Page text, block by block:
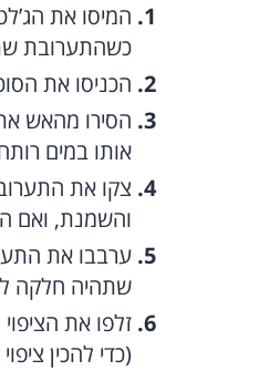
כשהתערובת
הכניסו את הסוכר, הגלוקוזה והמים
הסירו מהאש
אותו במים
צקו את
והשמנת, ואם
ערבבו את
שתהיה חלקה
(כדי להכין